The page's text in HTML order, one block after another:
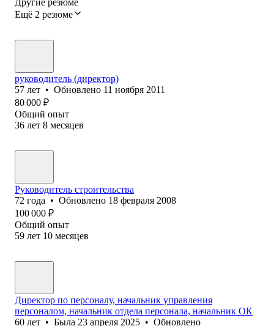
Ещё 2 резюме
руководитель (директор)
57 лет • Обновлено 11 ноября 2011
80 000 ₽
Общий опыт
36 лет 8 месяцев
Руководитель строительства
72 года • Обновлено 18 февраля 2008
100 000 ₽
Общий опыт
59 лет 10 месяцев
Директор по персоналу, начальник управления
персоналом, начальник отдела персонала, начальник ОК
60 лет • Была 23 апреля 2025 • Обновлено